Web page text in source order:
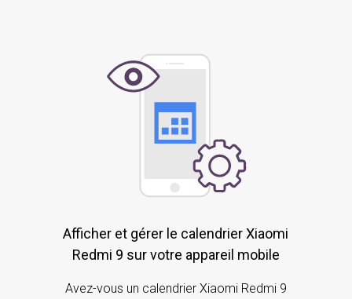
Afficher et gérer le calendrier Xiaomi
Redmi 9 sur votre appareil mobile
Avez-vous un calendrier Xiaomi Redmi 9